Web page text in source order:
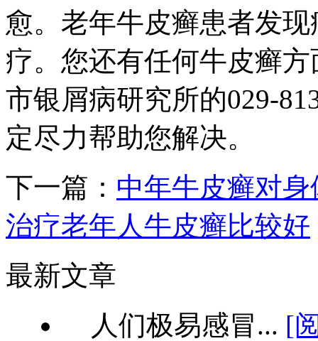
愈。老年牛皮癣患者发
疗。您还有任何牛皮癣
市银屑病研究所的029-
定尽力帮助您解决。
下一篇： 中年牛皮癣对
治疗老年人牛皮癣比较好
最新文章
人们极易感冒... [